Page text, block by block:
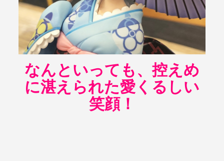
なんといっても、控えめ
に湛えられた愛くるしい
笑顔！